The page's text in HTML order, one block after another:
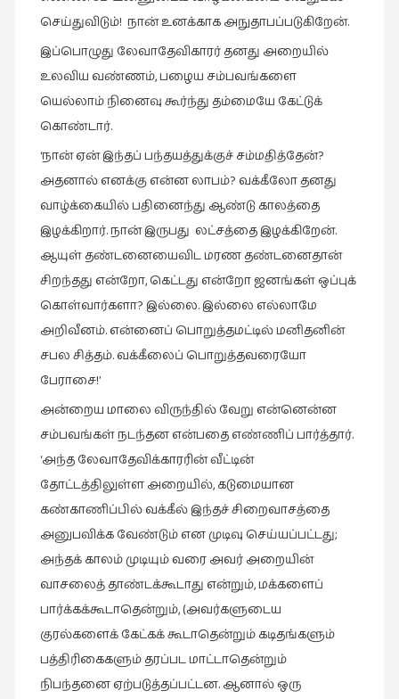
படித்தவை
பயணங்கள்
பரிந்துரை
புகைப்படக்கலை
புத்தக
கண்காட்சி2019
புத்தக
விமர்சனம்
காட்சி
தினங்கள்
புனைவுக்குறிப்புகள்
பெயரற்ற
மேகம்
மூத்தோர்
பாடல்
செய்துவிடும்! நான் உனக்காக அநுதாபப்படுகிறேன்.
இப்பொழுது லேவாதேவிகாரர் தனது அறையில்
உலவிய வண்ணம், பழைய சம்பவங்களை
யெல்லாம் நினைவு கூர்ந்து தம்மையே கேட்டுக்
கொண்டார்.
‘நான் ஏன் இந்தப் பந்தயத்துக்குச் சம்மதித்தேன்?
அதனால் எனக்கு என்ன லாபம்? வக்கீலோ தனது
வாழ்க்கையில் பதினைந்து ஆண்டு காலத்தை
இழக்கிறார். நான் இருபது லட்சத்தை இழக்கிறேன்.
ஆயுள் தண்டனையைவிட மரண தண்டனைதான்
சிறந்தது என்றோ, கெட்டது என்றோ ஜனங்கள் ஒப்புக்
கொள்வார்களா? இல்லை. இல்லை எல்லாமே
அறிவீனம். என்னைப் பொறுத்தமட்டில் மனிதனின்
சபல சித்தம். வக்கீலைப் பொறுத்தவரையோ
பேராசை!’
அன்றைய மாலை விருந்தில் வேறு என்னென்ன
சம்பவங்கள் நடந்தன என்பதை எண்ணிப் பார்த்தார்.
‘அந்த லேவாதேவிக்காரரின் வீட்டின்
தோட்டத்திலுள்ள அறையில், கடுமையான
கண்காணிப்பில் வக்கீல் இந்தச் சிறைவாசத்தை
அனுபவிக்க வேண்டும் என முடிவு செய்யப்பட்டது;
அந்தக் காலம் முடியும் வரை அவர் அறையின்
வாசலைத் தாண்டக்கூடாது என்றும், மக்களைப்
பார்க்கக்கூடாதென்றும், (அவர்களுடைய
குரல்களைக் கேட்கக் கூடாதென்றும் கடிதங்களும்
பத்திரிகைகளும் தரப்பட மாட்டாதென்றும்
நிபந்தனை ஏற்படுத்தப்பட்டன. ஆனால் ஒரு